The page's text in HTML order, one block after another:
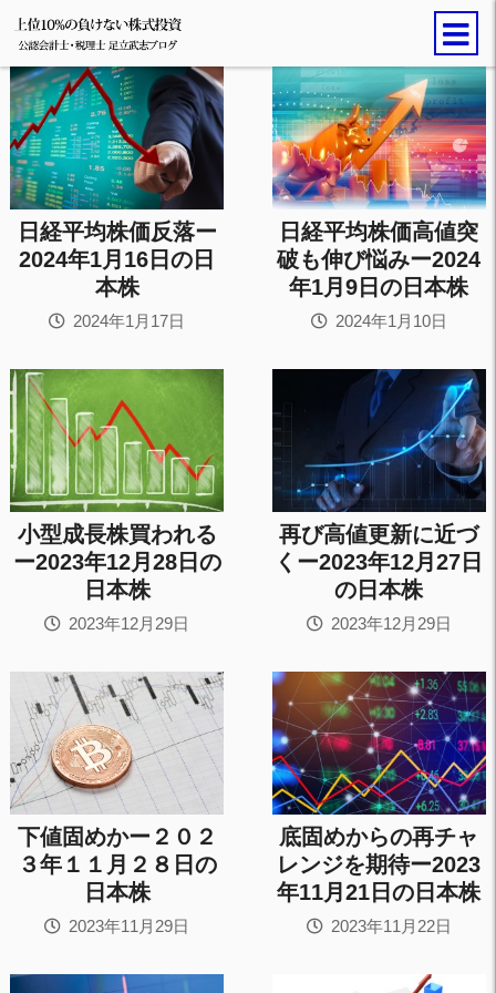
日経平均株価反落ー
2024年1月16日の日
本株
2024年1月17日
日経平均株価高値突
破も伸び悩みー2024
年1月9日の日本株
2024年1月10日
小型成長株買われる
ー2023年12月28日の
日本株
2023年12月29日
再び高値更新に近づ
くー2023年12月27日
の日本株
2023年12月29日
下値固めかー２０２
３年１１月２８日の
日本株
2023年11月29日
底固めからの再チャ
レンジを期待ー2023
年11月21日の日本株
2023年11月22日